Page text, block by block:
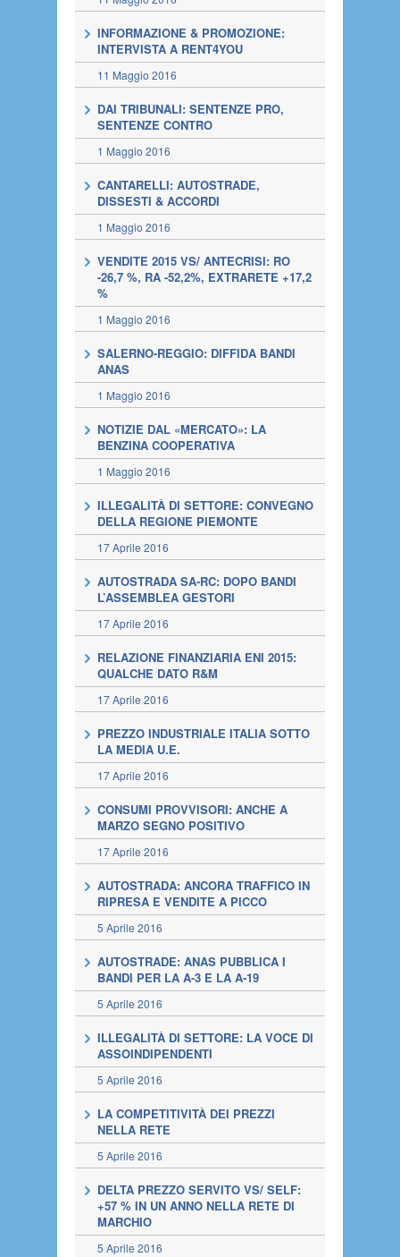
INFORMAZIONE & PROMOZIONE:
INTERVISTA A RENT4YOU
11 Maggio 2016
DAI TRIBUNALI: SENTENZE PRO,
SENTENZE CONTRO
1 Maggio 2016
CANTARELLI: AUTOSTRADE,
DISSESTI & ACCORDI
1 Maggio 2016
VENDITE 2015 VS/ ANTECRISI: RO
-26,7 %, RA -52,2%, EXTRARETE +17,2
%
1 Maggio 2016
SALERNO-REGGIO: DIFFIDA BANDI
ANAS
1 Maggio 2016
NOTIZIE DAL «MERCATO»: LA
BENZINA COOPERATIVA
1 Maggio 2016
ILLEGALITÀ DI SETTORE: CONVEGNO
DELLA REGIONE PIEMONTE
17 Aprile 2016
AUTOSTRADA SA-RC: DOPO BANDI
L’ASSEMBLEA GESTORI
17 Aprile 2016
RELAZIONE FINANZIARIA ENI 2015:
QUALCHE DATO R&M
17 Aprile 2016
PREZZO INDUSTRIALE ITALIA SOTTO
LA MEDIA U.E.
17 Aprile 2016
CONSUMI PROVVISORI: ANCHE A
MARZO SEGNO POSITIVO
17 Aprile 2016
AUTOSTRADA: ANCORA TRAFFICO IN
RIPRESA E VENDITE A PICCO
5 Aprile 2016
AUTOSTRADE: ANAS PUBBLICA I
BANDI PER LA A-3 E LA A-19
5 Aprile 2016
ILLEGALITÀ DI SETTORE: LA VOCE DI
ASSOINDIPENDENTI
5 Aprile 2016
LA COMPETITIVITÀ DEI PREZZI
NELLA RETE
5 Aprile 2016
DELTA PREZZO SERVITO VS/ SELF:
+57 % IN UN ANNO NELLA RETE DI
MARCHIO
5 Aprile 2016